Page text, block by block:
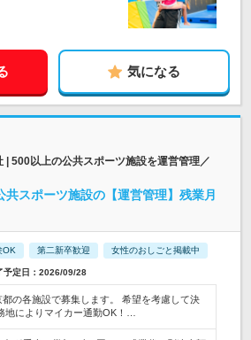
気になる
| 500以上の公共スポーツ施設を運営管理／
共スポーツ施設の【運営管理】残業月
OK 第二新卒歓迎 女性のおしごと掲載中
定日：2026/09/28
の各施設で募集します。 希望を考慮して決
地によりマイカー通勤OK！…